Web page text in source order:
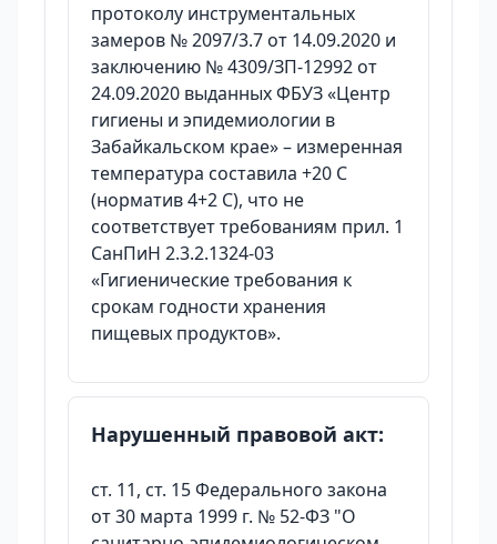
протоколу инструментальных
замеров № 2097/3.7 от 14.09.2020 и
заключению № 4309/ЗП-12992 от
24.09.2020 выданных ФБУЗ «Центр
гигиены и эпидемиологии в
Забайкальском крае» – измеренная
температура составила +20 С
(норматив 4+2 С), что не
соответствует требованиям прил. 1
СанПиН 2.3.2.1324-03
«Гигиенические требования к
срокам годности хранения
пищевых продуктов».
Нарушенный правовой акт:
ст. 11, ст. 15 Федерального закона
от 30 марта 1999 г. № 52-ФЗ "О